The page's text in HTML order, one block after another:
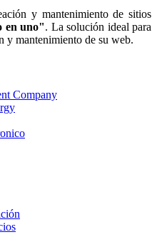
y mantenimiento de sitios
en uno". La solución ideal para
y mantenimiento de su web.
Company